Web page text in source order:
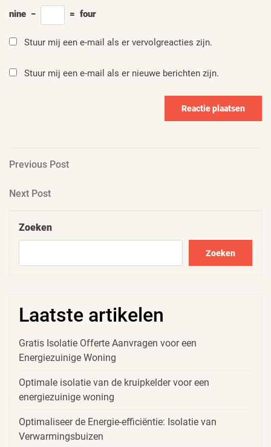
nine − = four
Stuur mij een e-mail als er vervolgreacties zijn.
Stuur mij een e-mail als er nieuwe berichten zijn.
Berichtnavigatie
Previous
Previous Post
Next
Next Post
Zoeken
Zoeken
Laatste artikelen
Gratis Isolatie Offerte Aanvragen voor een
Energiezuinige Woning
Optimale isolatie van de kruipkelder voor een
energiezuinige woning
Optimaliseer de Energie-efficiëntie: Isolatie van
Verwarmingsbuizen